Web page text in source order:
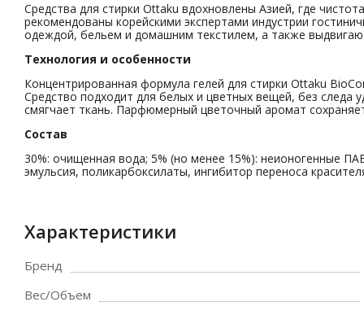
Средства для стирки Ottaku вдохновлены Азией, где
рекомендованы корейскими экспертами индустрии
одеждой, бельем и домашним текстилем, а также
Технология и особенности
Концентрированная формула гелей для стирки Ottaku
Средство подходит для белых и цветных вещей, без следа
смягчает ткань. Парфюмерный цветочный аромат
Состав
30%: очищенная вода; 5% (но менее 15%): неионогенные
эмульсия, поликарбоксилаты, ингибитор переноса
Характеристики
Бренд
Вес/Объем